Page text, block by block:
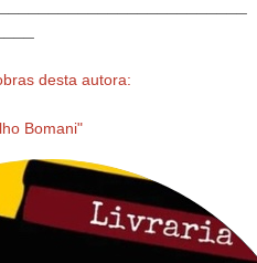
desta autora:
Bomani"